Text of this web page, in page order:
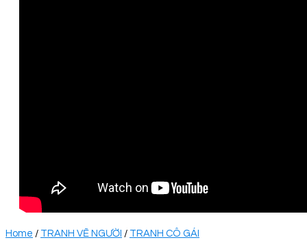
Home / TRANH VẼ NGƯỜI / TRANH CÔ GÁI